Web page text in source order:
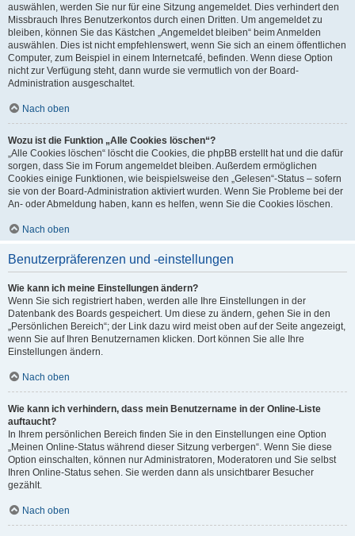
auswählen, werden Sie nur für eine Sitzung angemeldet. Dies verhindert den
Missbrauch Ihres Benutzerkontos durch einen Dritten. Um angemeldet zu
bleiben, können Sie das Kästchen „Angemeldet bleiben“ beim Anmelden
auswählen. Dies ist nicht empfehlenswert, wenn Sie sich an einem öffentlichen
Computer, zum Beispiel in einem Internetcafé, befinden. Wenn diese Option
nicht zur Verfügung steht, dann wurde sie vermutlich von der Board-
Administration ausgeschaltet.
Nach oben
Wozu ist die Funktion „Alle Cookies löschen“?
„Alle Cookies löschen“ löscht die Cookies, die phpBB erstellt hat und die dafür
sorgen, dass Sie im Forum angemeldet bleiben. Außerdem ermöglichen
Cookies einige Funktionen, wie beispielsweise den „Gelesen“-Status – sofern
sie von der Board-Administration aktiviert wurden. Wenn Sie Probleme bei der
An- oder Abmeldung haben, kann es helfen, wenn Sie die Cookies löschen.
Nach oben
Benutzerpräferenzen und -einstellungen
Wie kann ich meine Einstellungen ändern?
Wenn Sie sich registriert haben, werden alle Ihre Einstellungen in der
Datenbank des Boards gespeichert. Um diese zu ändern, gehen Sie in den
„Persönlichen Bereich“; der Link dazu wird meist oben auf der Seite angezeigt,
wenn Sie auf Ihren Benutzernamen klicken. Dort können Sie alle Ihre
Einstellungen ändern.
Nach oben
Wie kann ich verhindern, dass mein Benutzername in der Online-Liste
auftaucht?
In Ihrem persönlichen Bereich finden Sie in den Einstellungen eine Option
„Meinen Online-Status während dieser Sitzung verbergen“. Wenn Sie diese
Option einschalten, können nur Administratoren, Moderatoren und Sie selbst
Ihren Online-Status sehen. Sie werden dann als unsichtbarer Besucher
gezählt.
Nach oben